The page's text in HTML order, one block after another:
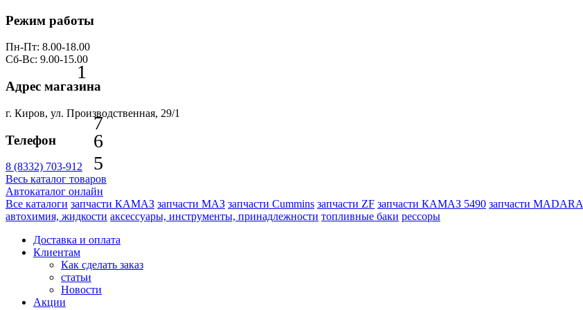
Режим работы
Пн-Пт: 8.00-18.00
Сб-Вс: 9.00-15.00
Адрес магазина
г. Киров, ул. Производственная, 29/1
Телефон
8 (8332) 703-912
Весь каталог товаров
Автокаталог онлайн
Все каталоги запчасти КАМАЗ запчасти МАЗ запчасти Cummins запчасти ZF запчасти КАМАЗ 5490 запчасти MADARA
автохимия, жидкости аксессуары, инструменты, принадлежности топливные баки рессоры
Доставка и оплата
Клиентам
Как сделать заказ
статьи
Новости
Акции
1
5
6
7